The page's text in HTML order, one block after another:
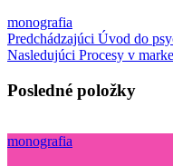
monografia
Navigácia
v
článku
Predchádzajúci Previous
post:
Úvod do
Nasledujúci Next
Procesy v
Posledné položky
monografia